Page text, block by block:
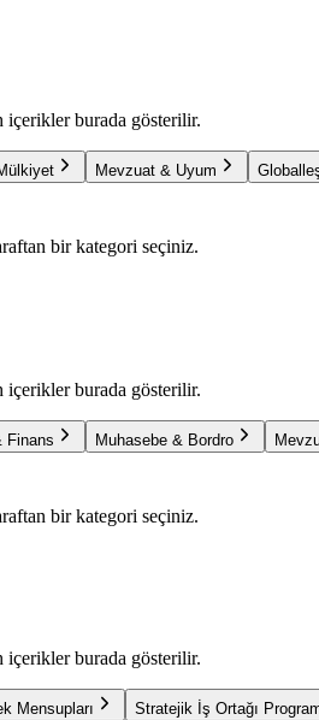
içerikler burada gösterilir.
Mevzuat & Uyum
bir kategori seçiniz.
içerikler burada gösterilir.
Finans Muhasebe & Bordro
bir kategori seçiniz.
içerikler burada gösterilir.
Mensupları Stratejik İş Ortağı